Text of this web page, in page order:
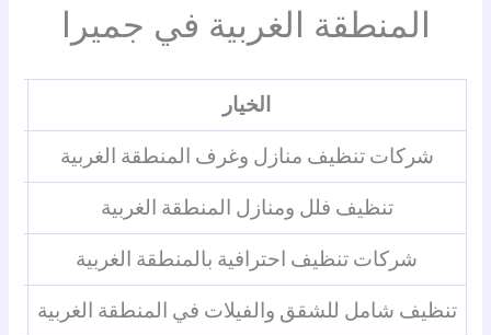
المنطقة الغربية في جميرا
الخيار
شركات تنظيف منازل وغرف المنطقة الغربية
تنظيف فلل ومنازل المنطقة الغربية
شركات تنظيف احترافية بالمنطقة الغربية
تنظيف شامل للشقق والفيلات في المنطقة الغربية